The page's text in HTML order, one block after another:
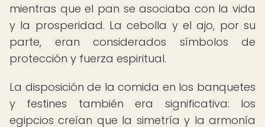
mientras que el pan se asociaba con la vida
y la prosperidad. La cebolla y el ajo, por su
parte, eran considerados símbolos de
protección y fuerza espiritual.
La disposición de la comida en los banquetes
y festines también era significativa: los
egipcios creían que la simetría y la armonía